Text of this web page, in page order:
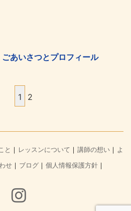
ごあいさつとプロフィール
1 2
と レッスンについて 講師の想い よ
せ ブログ 個人情報保護方針